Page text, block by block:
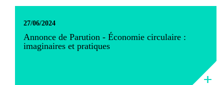
27/06/2024
Annonce de Parution - Économie circulaire :
imaginaires et pratiques